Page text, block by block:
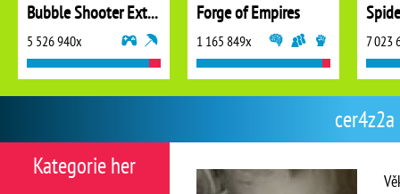
Kategorie her
Bubble Shooter Extreme
5 526 940x
Forge of Empires
1 165 849x 7 023